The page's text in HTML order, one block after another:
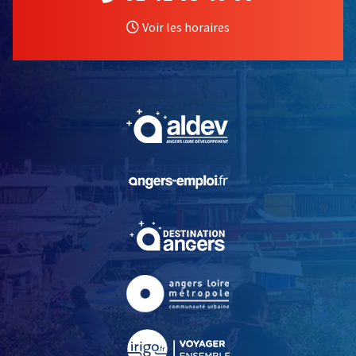
Voir les horaires
, Ouvre une nouvelle
, Ouvre une nouvelle